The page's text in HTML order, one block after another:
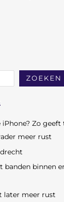
ZOEKEN
Zo geeft
meer rust
banden binnen
later meer rust